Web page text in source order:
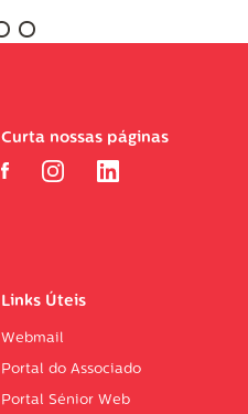
Links Úteis
Webmail
Portal do Associado
Portal Sénior Web
Curta nossas páginas